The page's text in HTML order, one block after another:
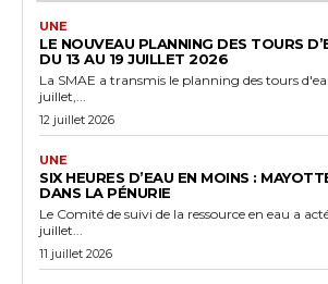
UNE
LE NOUVEAU PLANNING DES TOURS
DU 13 AU 19 JUILLET 2026
La SMAE a transmis le planning des tours
juillet,...
12 juillet 2026
UNE
SIX HEURES D’EAU EN MOINS :
DANS LA PÉNURIE
Le Comité de suivi de la ressource en eau a
juillet...
11 juillet 2026